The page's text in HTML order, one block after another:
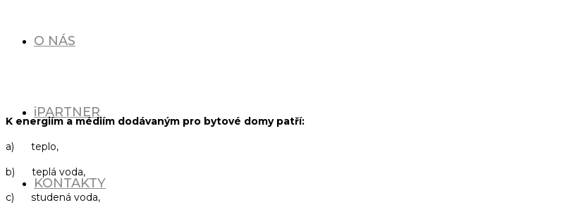
O NÁS
iPARTNER
KONTAKTY
K energiím a médiím dodávaným pro bytové domy patří:
a) teplo,
b) teplá voda,
c) studená voda,